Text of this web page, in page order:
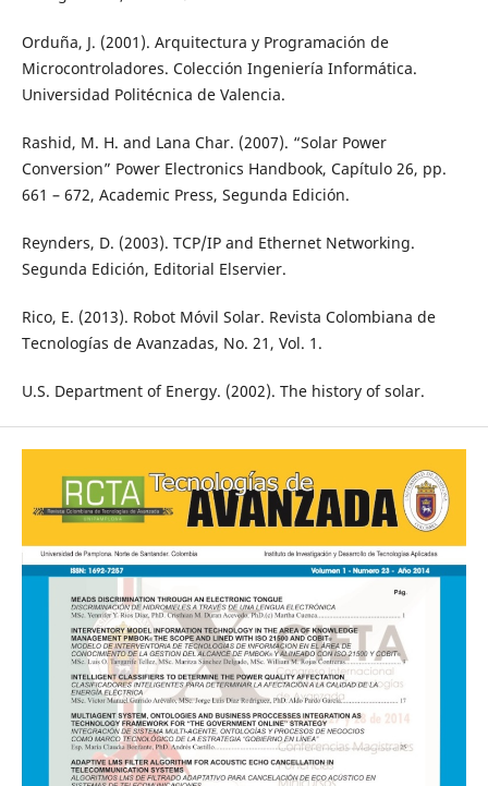
Orduña, J. (2001). Arquitectura y Programación de
Microcontroladores. Colección Ingeniería Informática.
Universidad Politécnica de Valencia.
Rashid, M. H. and Lana Char. (2007). “Solar Power
Conversion” Power Electronics Handbook, Capítulo 26, pp.
661 – 672, Academic Press, Segunda Edición.
Reynders, D. (2003). TCP/IP and Ethernet Networking.
Segunda Edición, Editorial Elservier.
Rico, E. (2013). Robot Móvil Solar. Revista Colombiana de
Tecnologías de Avanzadas, No. 21, Vol. 1.
U.S. Department of Energy. (2002). The history of solar.